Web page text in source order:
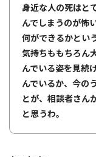
身近な人の死はと
んでしまうのが怖
何ができるかとい
気持ちももちろん
んでいる姿を見続
んでいるか、今の
とが、相談者さん
と思うわ。